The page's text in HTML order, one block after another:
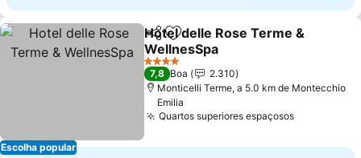
Escolha popular
PartilharAdicionar aos favoritos
Hotel delle Rose Terme &
WellnesSpa
4 Estrelas
7,8 Boa
2.310
Monticelli Terme, a 5.0 km de Montecchio
Emilia
Quartos superiores espaçosos